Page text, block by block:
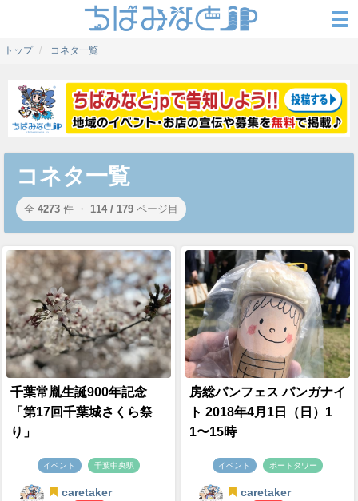
トップ コネタ一覧
コネタ一覧
全 4273 件 ・ 114 / 179 ページ目
千葉常胤生誕900年記念
「第17回千葉城さくら祭
り」
イベント 千葉中央駅
caretaker
房総パンフェス パンガナイ
ト 2018年4月1日（日）1
1〜15時
イベント ポートタワー
caretaker